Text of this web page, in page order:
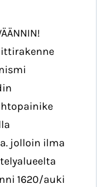
jolloin ilma
1620/auki